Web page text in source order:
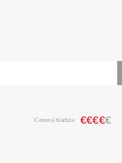
Cenová hladina €€€€€